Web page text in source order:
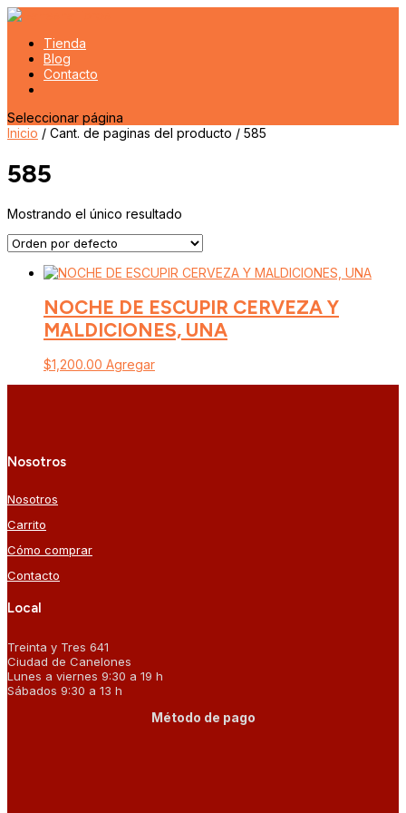
Tienda
Blog
Contacto
Seleccionar página
Inicio / Cant. de paginas del producto / 585
585
Mostrando el único resultado
NOCHE DE ESCUPIR CERVEZA Y
MALDICIONES, UNA
$1,200.00 Agregar
Nosotros
Nosotros
Carrito
Cómo comprar
Contacto
Local
Treinta y Tres 641
Ciudad de Canelones
Lunes a viernes 9:30 a 19 h
Sábados 9:30 a 13 h
Método de pago